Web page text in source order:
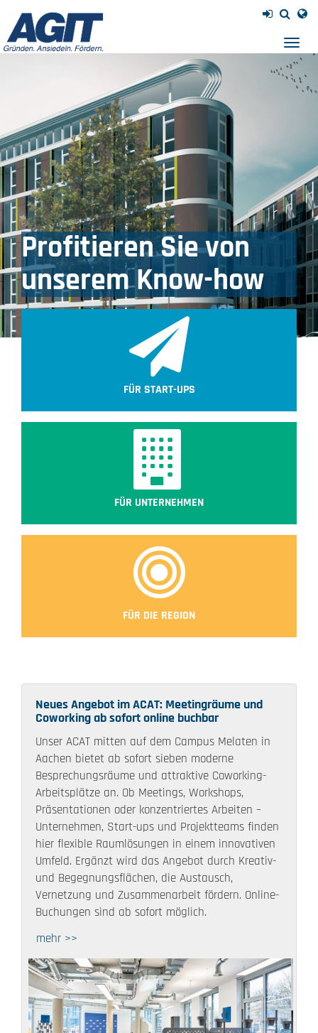
Profitieren Sie von
unserem Know-how
FÜR START-UPS
FÜR UNTERNEHMEN
FÜR DIE REGION
Neues Angebot im ACAT: Meetingräume und
Coworking ab sofort online buchbar
Unser ACAT mitten auf dem Campus Melaten in
Aachen bietet ab sofort sieben moderne
Besprechungsräume und attraktive Coworking-
Arbeitsplätze an. Ob Meetings, Workshops,
Präsentationen oder konzentriertes Arbeiten –
Unternehmen, Start-ups und Projektteams finden
hier flexible Raumlösungen in einem innovativen
Umfeld. Ergänzt wird das Angebot durch Kreativ-
und Begegnungsflächen, die Austausch,
Vernetzung und Zusammenarbeit fördern. Online-
Buchungen sind ab sofort möglich.
mehr >>